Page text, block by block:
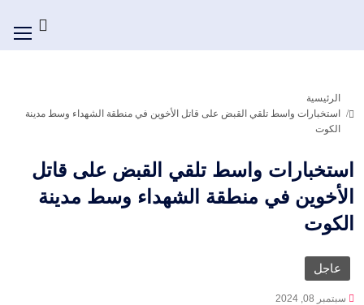
الرئيسية
استخبارات واسط تلقي القبض على قاتل الأخوين في منطقة الشهداء وسط مدينة
الكوت
استخبارات واسط تلقي القبض على قاتل
الأخوين في منطقة الشهداء وسط مدينة
الكوت
عاجل
سبتمبر 08, 2024